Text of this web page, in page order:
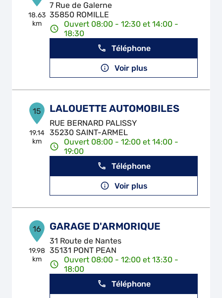
18.63
km
7 Rue de Galerne
35850 ROMILLE
Ouvert 08:00 - 12:30 et 14:00 -
18:30
Téléphone
Voir plus
15
19.14
km
LALOUETTE AUTOMOBILES
RUE BERNARD PALISSY
35230 SAINT-ARMEL
Ouvert 08:00 - 12:00 et 14:00 -
19:00
Téléphone
Voir plus
16
19.98
km
GARAGE D'ARMORIQUE
31 Route de Nantes
35131 PONT PEAN
Ouvert 08:00 - 12:00 et 13:30 -
18:00
Téléphone